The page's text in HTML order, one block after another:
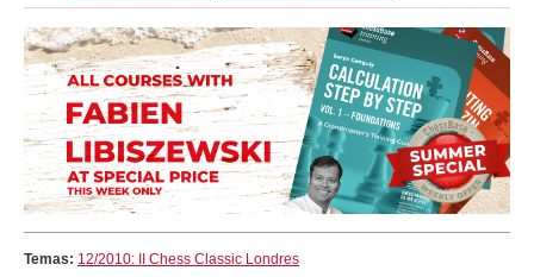
Temas: 12/2010: II Chess Classic Londres